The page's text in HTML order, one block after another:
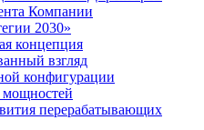
Компании
2030»
концепция
взгляд
конфигурации
перерабатывающих